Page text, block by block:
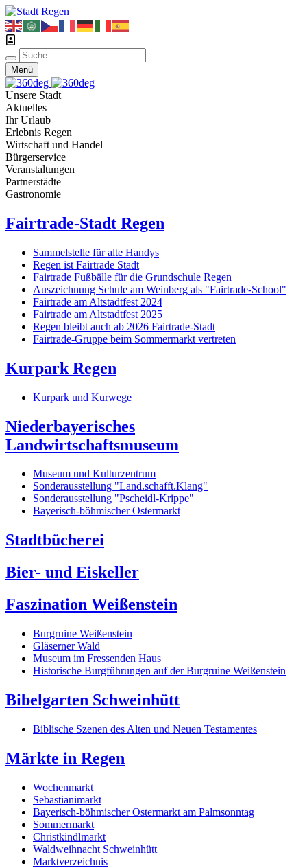
Menü
Unsere Stadt
Aktuelles
Ihr Urlaub
Erlebnis Regen
Wirtschaft und Handel
Bürgerservice
Veranstaltungen
Partnerstädte
Gastronomie
Fairtrade-Stadt Regen
Sammelstelle für alte Handys
Regen ist Fairtrade Stadt
Fairtrade Fußbälle für die Grundschule Regen
Auszeichnung Schule am Weinberg als "Fairtrade-School"
Fairtrade am Altstadtfest 2024
Fairtrade am Altstadtfest 2025
Regen bleibt auch ab 2026 Fairtrade-Stadt
Fairtrade-Gruppe beim Sommermarkt vertreten
Kurpark Regen
Kurpark und Kurwege
Niederbayerisches
Landwirtschaftsmuseum
Museum und Kulturzentrum
Sonderausstellung "Land.schafft.Klang"
Sonderausstellung "Pscheidl-Krippe"
Bayerisch-böhmischer Ostermarkt
Stadtbücherei
Bier- und Eiskeller
Faszination Weißenstein
Burgruine Weißenstein
Gläserner Wald
Museum im Fressenden Haus
Historische Burgführungen auf der Burgruine Weißenstein
Bibelgarten Schweinhütt
Biblische Szenen des Alten und Neuen Testamentes
Märkte in Regen
Wochenmarkt
Sebastianimarkt
Bayerisch-böhmischer Ostermarkt am Palmsonntag
Sommermarkt
Christkindlmarkt
Waldweihnacht Schweinhütt
Marktverzeichnis